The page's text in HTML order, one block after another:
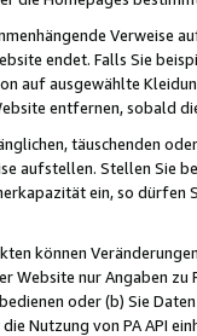
endet. Falls Sie
auf ausgewählte
entfernen, sobald
täuschenden
aufstellen. Stellen Sie
ein, so dürfen
können
Website nur Angaben
oder (b) Sie
Nutzung von PA API